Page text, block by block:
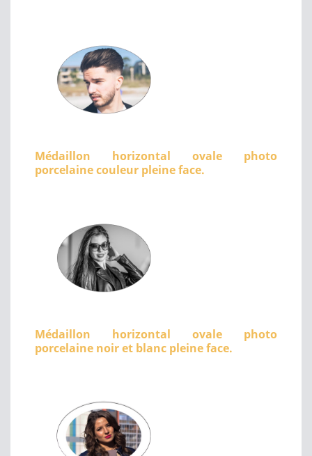
Médaillon horizontal ovale photo
porcelaine couleur pleine face.
Médaillon horizontal ovale photo
porcelaine noir et blanc pleine face.